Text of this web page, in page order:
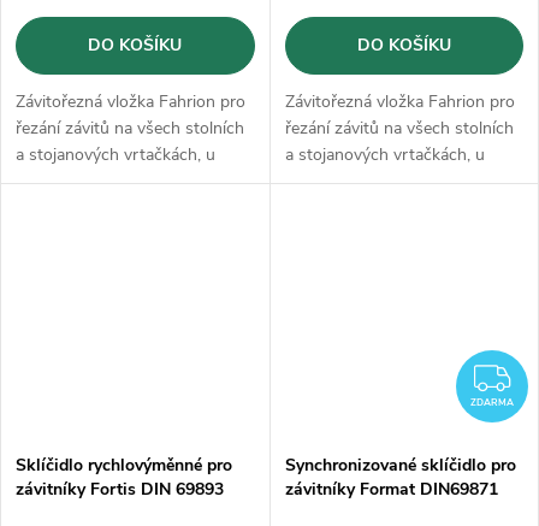
DO KOŠÍKU
Závitořezná vložka Fahrion pro
řezání závitů na všech stolních
a stojanových vrtačkách, u
nichž se pracuje s ručním
DO KOŠÍKU
Závitořezná vložka Fahrion pro
řezání závitů na všech stolních
a stojanových vrtačkách, u
nichž se pracuje s ručním
Sklíčidlo rychlovýměnné pro
závitníky Fortis DIN 69893
ZDARMA
Synchronizované sklíčidlo pro
závitníky Format DIN69871